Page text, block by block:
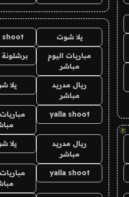
!
يلا شوت shoot
مباريات اليوم
مباشر
ريال مدريد
مباشر
يلا
yalla shoot
ريال مدريد
مباشر
يلا
yalla shoot